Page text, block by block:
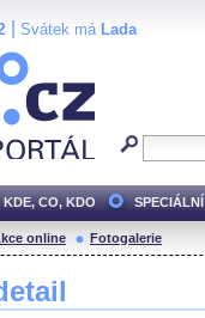
Svátek má Lada
KDE, CO, KDO SPECIÁLNÍ
online Fotogalerie